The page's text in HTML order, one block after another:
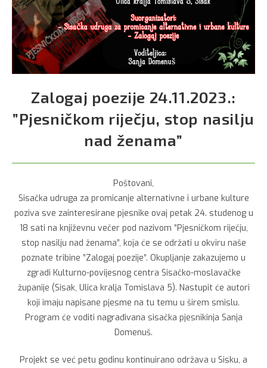
Zalogaj poezije 24.11.2023.:
”Pjesničkom riječju, stop nasilju
nad ženama”
Poštovani,
Sisačka udruga za promicanje alternativne i urbane kulture
poziva sve zainteresirane pjesnike ovaj petak 24. studenog u
18 sati na književnu večer pod nazivom ”Pjesničkom riječju,
stop nasilju nad ženama”, koja će se održati u okviru naše
poznate tribine ”Zalogaj poezije”. Okupljanje zakazujemo u
zgradi Kulturno-povijesnog centra Sisačko-moslavačke
županije (Sisak, Ulica kralja Tomislava 5). Nastupit će autori
koji imaju napisane pjesme na tu temu u širem smislu.
Program će voditi nagrađivana sisačka pjesnikinja Sanja
Domenuš.
Projekt se već petu godinu kontinuirano održava u Sisku, a